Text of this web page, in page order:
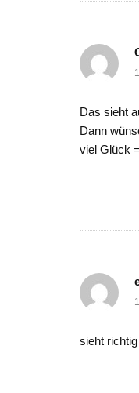
Das sieht
Dann
viel Glück
sieht